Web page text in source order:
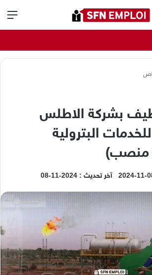
بشركة الاطلس
البترولية
2024-11- آخر تحديث : 2024-11-08